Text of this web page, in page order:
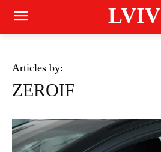
LVIV
Articles by:
ZEROIF